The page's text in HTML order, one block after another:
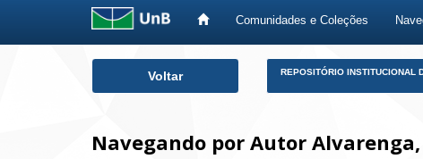
Comunidades e Coleções
Voltar REPOSITÓRIO INSTITUCIONAL
Navegando por Autor